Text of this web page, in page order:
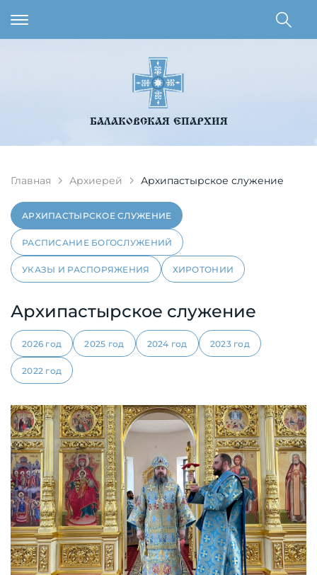
БАЛАКОВСКАЯ ЕПАРХИЯ
Главная Архиерей Архипастырское служение
АРХИПАСТЫРСКОЕ СЛУЖЕНИЕ
РАСПИСАНИЕ БОГОСЛУЖЕНИЙ
УКАЗЫ И РАСПОРЯЖЕНИЯ ХИРОТОНИИ
Архипастырское служение
2026 год 2025 год 2024 год 2023 год
2022 год